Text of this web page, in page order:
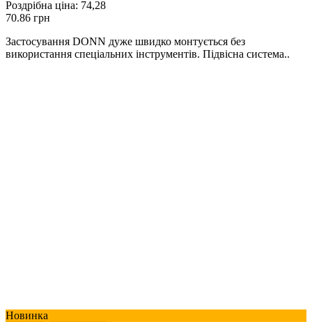
Роздрібна ціна: 74,28
70.86 грн
Застосування DONN дуже швидко монтується без
використання спеціальних інструментів. Підвісна система..
Новинка